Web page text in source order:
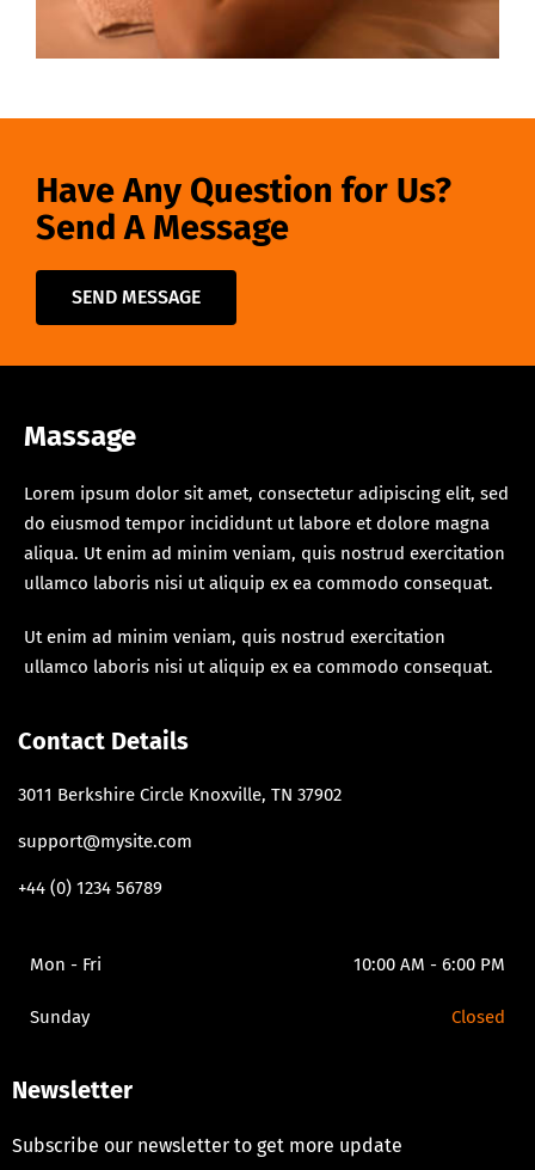
Have Any Question for Us?
Send A Message
SEND MESSAGE
Massage
Lorem ipsum dolor sit amet, consectetur adipiscing elit, sed
do eiusmod tempor incididunt ut labore et dolore magna
aliqua. Ut enim ad minim veniam, quis nostrud exercitation
ullamco laboris nisi ut aliquip ex ea commodo consequat.
Ut enim ad minim veniam, quis nostrud exercitation
ullamco laboris nisi ut aliquip ex ea commodo consequat.
Contact Details
3011 Berkshire Circle Knoxville, TN 37902
support@mysite.com
+44 (0) 1234 56789
Mon - Fri 10:00 AM - 6:00 PM
Sunday Closed
Newsletter
Subscribe our newsletter to get more update